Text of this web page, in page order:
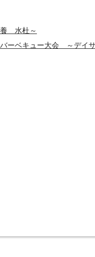
養 水杜～
ーベキュー大会 ～デイ